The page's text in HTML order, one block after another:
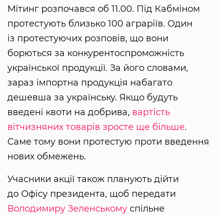
Мітинг розпочався об 11.00. Під Кабміном
протестують близько 100 аграріїв. Один
із протестуючих розповів, що вони
борються за конкурентоспроможність
української продукції. За його словами,
зараз імпортна продукція набагато
дешевша за українську. Якщо будуть
введені квоти на добрива, вартість
вітчизняних товарів зросте ще більше.
Саме тому вони протестую проти введення
нових обмежень.
Учасники акції також планують дійти
до Офісу президента, щоб передати
Володимиру Зеленському спільне